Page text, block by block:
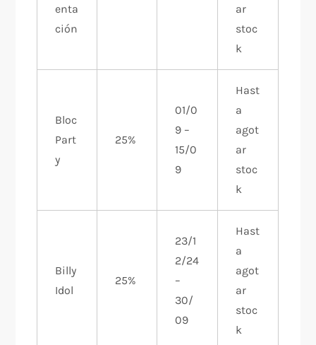
enta
ción
ar
stoc
k
Bloc
Part
y
25%
01/0
9 –
15/0
9
Hast
a
agot
ar
stoc
k
Billy
Idol
25%
23/1
2/24
–
30/
09
Hast
a
agot
ar
stoc
k